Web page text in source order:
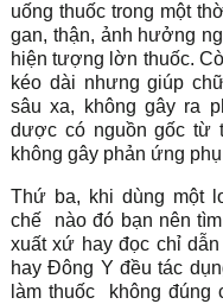
uống thuốc trong một
gan, thận, ảnh hưởng
hiện tượng lờn thuốc.
kéo dài nhưng giúp
sâu xa, không gây ra
dược có nguồn gốc từ
không gây phản ứng
Thứ ba, khi dùng một
chế nào đó bạn nên
xuất xứ hay đọc chỉ
hay Đông Y đều tác
làm thuốc không đúng